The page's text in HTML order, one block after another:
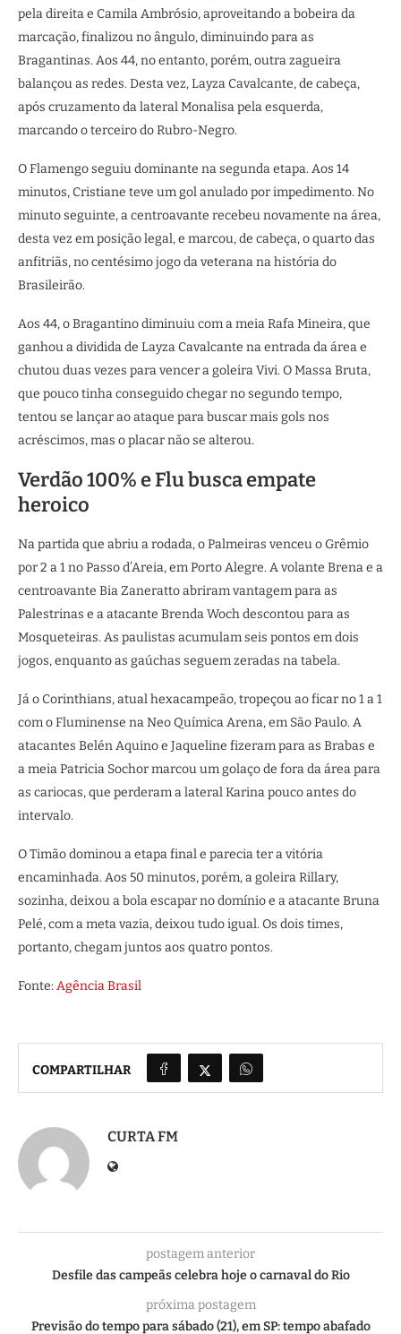
pela direita e Camila Ambrósio, aproveitando a bobeira da
marcação, finalizou no ângulo, diminuindo para as
Bragantinas. Aos 44, no entanto, porém, outra zagueira
balançou as redes. Desta vez, Layza Cavalcante, de cabeça,
após cruzamento da lateral Monalisa pela esquerda,
marcando o terceiro do Rubro-Negro.
O Flamengo seguiu dominante na segunda etapa. Aos 14
minutos, Cristiane teve um gol anulado por impedimento. No
minuto seguinte, a centroavante recebeu novamente na área,
desta vez em posição legal, e marcou, de cabeça, o quarto das
anfitriãs, no centésimo jogo da veterana na história do
Brasileirão.
Aos 44, o Bragantino diminuiu com a meia Rafa Mineira, que
ganhou a dividida de Layza Cavalcante na entrada da área e
chutou duas vezes para vencer a goleira Vivi. O Massa Bruta,
que pouco tinha conseguido chegar no segundo tempo,
tentou se lançar ao ataque para buscar mais gols nos
acréscimos, mas o placar não se alterou.
Verdão 100% e Flu busca empate
heroico
Na partida que abriu a rodada, o Palmeiras venceu o Grêmio
por 2 a 1 no Passo d’Areia, em Porto Alegre. A volante Brena e a
centroavante Bia Zaneratto abriram vantagem para as
Palestrinas e a atacante Brenda Woch descontou para as
Mosqueteiras. As paulistas acumulam seis pontos em dois
jogos, enquanto as gaúchas seguem zeradas na tabela.
Já o Corinthians, atual hexacampeão, tropeçou ao ficar no 1 a 1
com o Fluminense na Neo Química Arena, em São Paulo. A
atacantes Belén Aquino e Jaqueline fizeram para as Brabas e
a meia Patricia Sochor marcou um golaço de fora da área para
as cariocas, que perderam a lateral Karina pouco antes do
intervalo.
O Timão dominou a etapa final e parecia ter a vitória
encaminhada. Aos 50 minutos, porém, a goleira Rillary,
sozinha, deixou a bola escapar no domínio e a atacante Bruna
Pelé, com a meta vazia, deixou tudo igual. Os dois times,
portanto, chegam juntos aos quatro pontos.
Fonte: Agência Brasil
COMPARTILHAR
CURTA FM
postagem anterior
Desfile das campeãs celebra hoje o carnaval do Rio
próxima postagem
Previsão do tempo para sábado (21), em SP: tempo abafado